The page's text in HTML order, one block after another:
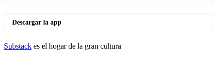
Descargar la app
Substack es el hogar de la gran cultura